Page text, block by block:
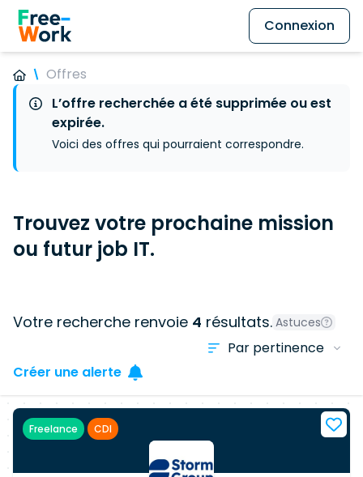
Connexion
Offres
L’offre recherchée a été supprimée ou est
expirée.
Voici des offres qui pourraient correspondre.
Trouvez votre prochaine mission
ou futur job IT.
Votre recherche renvoie 4 résultats. Astuces
Créer une alerte
Freelance CDI